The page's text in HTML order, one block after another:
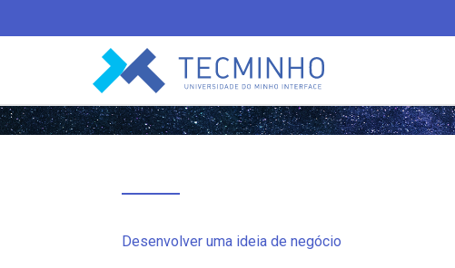
TECMINHO
Desenvolver uma ideia de negócio